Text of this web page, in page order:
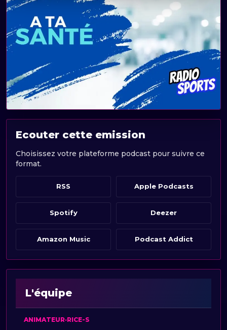
Ecouter cette emission
Choisissez votre plateforme podcast pour suivre ce
format.
RSS Apple Podcasts
Spotify Deezer
Amazon Music Podcast Addict
L'équipe
ANIMATEUR·RICE-S